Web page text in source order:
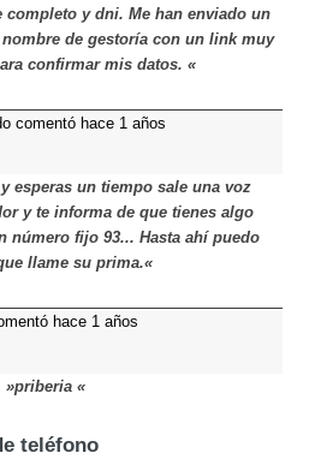
y dni. Me han enviado un
de gestoría con un link muy
confirmar mis datos. «
comentó hace 1 años
esperas un tiempo sale una voz
y te informa de que tienes algo
número fijo 93... Hasta ahí puedo
llame su prima.«
hace 1 años
»priberia «
teléfono